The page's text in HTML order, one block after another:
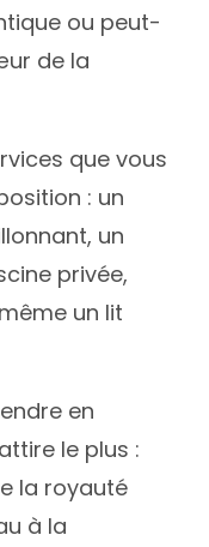
ou peut-
de la
que vous
: un
un
privée,
un lit
en
le plus :
la royauté
à la